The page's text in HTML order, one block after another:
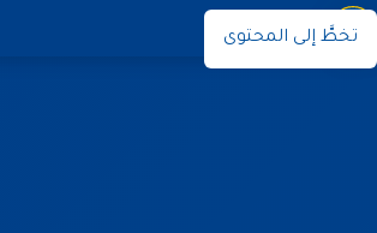
تخطَّ إلى المحتوى
نوران